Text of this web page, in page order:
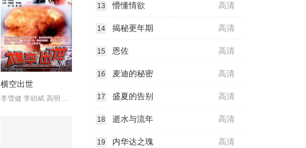
高清
横空出世
高清
13 懵懂情欲
高清
14 揭秘更年期
高清
15 恩佐
高清
16 麦迪的秘密
高清
17 盛夏的告别
高清
18 逝水与流年
高清
19 内华达之瑰